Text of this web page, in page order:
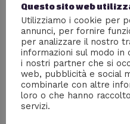
alla fine del burrone
motociclette di Hiroshi
Claudio “Claps” Iemmola
per i lettori di Mente
Questo sito web
Utilizziamo i cookie per
annunci, per fornire
per analizzare il nostro
informazioni sul modo in
i nostri partner che si
web, pubblicità e social
combinarle con altre
loro o che hanno
servizi.